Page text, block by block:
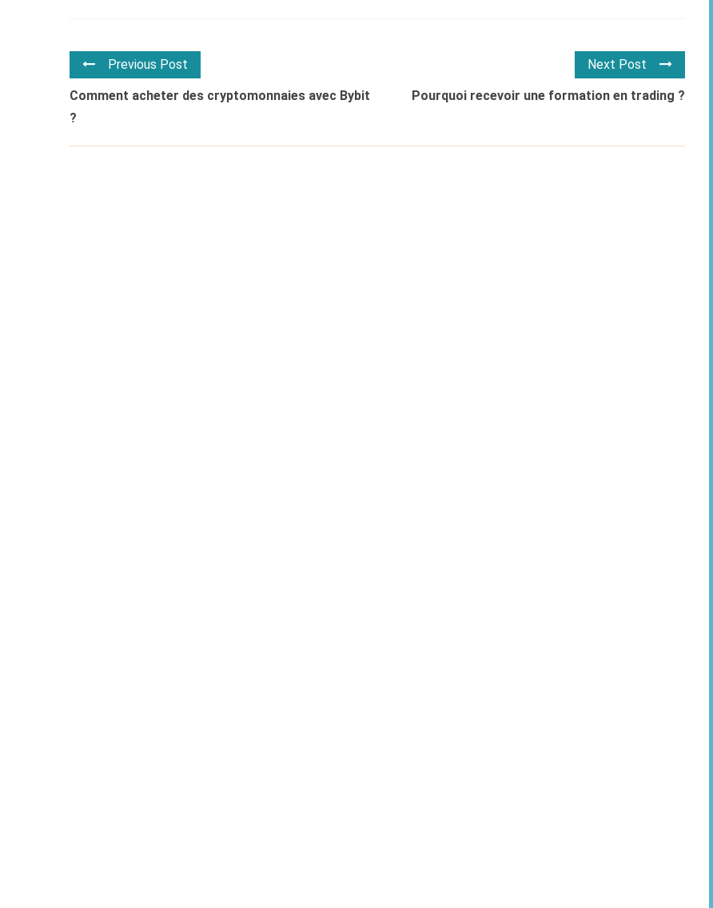
Previous Post
Comment acheter des cryptomonnaies avec Bybit
?
Next Post
Pourquoi recevoir une formation en trading ?